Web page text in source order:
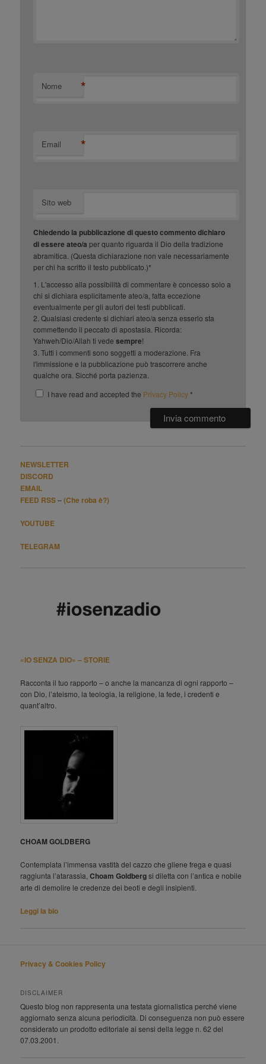
Nome *
Email *
Sito web
Chiedendo la pubblicazione di questo commento dichiaro
di essere ateo/a per quanto riguarda il Dio della tradizione
abramitica. (Questa dichiarazione non vale necessariamente
per chi ha scritto il testo pubblicato.)*
1. L'accesso alla possibilità di commentare è concesso solo a
chi si dichiara esplicitamente ateo/a, fatta eccezione
eventualmente per gli autori dei testi pubblicati.
2. Qualsiasi credente si dichiari ateo/a senza esserlo sta
commettendo il peccato di apostasia. Ricorda:
Yahweh/Dio/Allah ti vedesempre!
3. Tutti i commenti sono soggetti a moderazione. Fra
l'immissione e la pubblicazione può trascorrere anche
qualche ora. Sicché porta pazienza.
I have read and accepted the Privacy Policy*
NEWSLETTER
DISCORD
EMAIL
FEED RSS–(Che roba è?)
YOUTUBE
TELEGRAM
«IO SENZA DIO» – STORIE
Racconta il tuo rapporto – o anche la mancanza di ogni rapporto –
con Dio, l’ateismo, la teologia, la religione, la fede, i credenti e
quant’altro.
CHOAM GOLDBERG
Contemplata l’immensa vastità del cazzo che gliene frega e quasi
raggiunta l’atarassìa,Choam Goldbergsi diletta con l’antica e nobile
arte di demolire le credenze dei beoti e degli insipienti.
Leggi la bio
Privacy & Cookies Policy
DISCLAIMER
Questo blog non rappresenta una testata giornalistica perché viene
aggiornato senza alcuna periodicità. Di conseguenza non può essere
considerato un prodotto editoriale ai sensi della legge n. 62 del
07.03.2001.